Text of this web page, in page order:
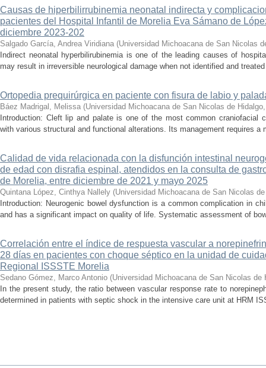
Causas de hiperbilirrubinemia neonatal indirecta y
pacientes del Hospital Infantil de Morelia Eva Sámano de
diciembre 2023-202
Salgado García, Andrea Viridiana (Universidad Michoacana de San Nicolas
Indirect neonatal hyperbilirubinemia is one of the leading causes of
may result in irreversible neurological damage when not identified and
Ortopedia prequirúrgica en paciente con fisura de labio y
Báez Madrigal, Melissa (Universidad Michoacana de San Nicolas de Hidalgo
Introduction: Cleft lip and palate is one of the most common craniofacial
with various structural and functional alterations. Its management requires a
Calidad de vida relacionada con la disfunción intestinal
de edad con disrafia espinal, atendidos en la consulta de
de Morelia, entre diciembre de 2021 y mayo 2025
Quintana López, Cinthya Nallely (Universidad Michoacana de San Nicolas
Introduction: Neurogenic bowel dysfunction is a common complication in
and has a significant impact on quality of life. Systematic assessment of
Correlación entre el índice de respuesta vascular a
28 días en pacientes con choque séptico en la unidad de
Regional ISSSTE Morelia
Sedano Gómez, Marco Antonio (Universidad Michoacana de San Nicolas de
In the present study, the ratio between vascular response rate to
determined in patients with septic shock in the intensive care unit at HRM